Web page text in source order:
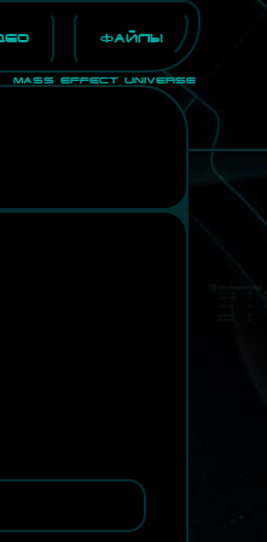
Mass Effect Universe
Файлы